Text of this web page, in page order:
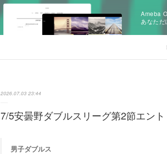
Ameba
あなた
2026.07.03 23:44
7/5安曇野ダブルスリーグ第2節エン
男子ダブルス